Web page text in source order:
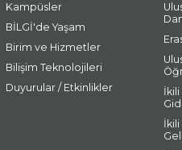
Kampüsler
BİLGİ'de Yaşam
Birim ve Hizmetler
Bilişim Teknolojileri
Duyurular / Etkinlikler